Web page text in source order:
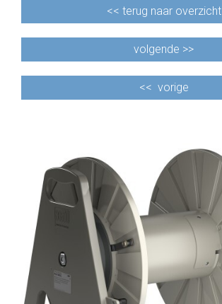
<< terug naar overzicht
volgende >>
<< vorige